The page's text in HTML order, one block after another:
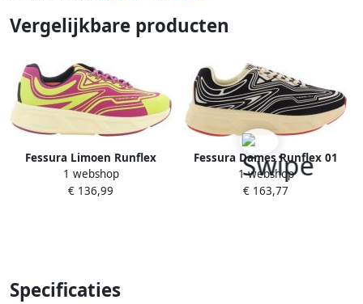
Vergelijkbare producten
Fessura Limoen Runflex
Damesschoenen Multicolor
Dames
1 webshop
€ 136,99
Fessura Dames Runflex 01
Sneaker Zwart Wit
1 webshop
€ 163,77
Specificaties